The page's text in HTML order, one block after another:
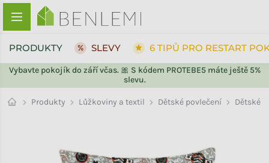
Přejít na obsah
Vybavte pokojík do září včas. 🎀 S kódem PROTEBE5 máte ještě 5%
slevu.
PRODUKTY SLEVY 6 TIPŮ PRO RESTART
Produkty Lůžkoviny a textil Dětské povlečení Dětské
ZPĚT DO OBCHODU
ZPĚT DO OBCHODU